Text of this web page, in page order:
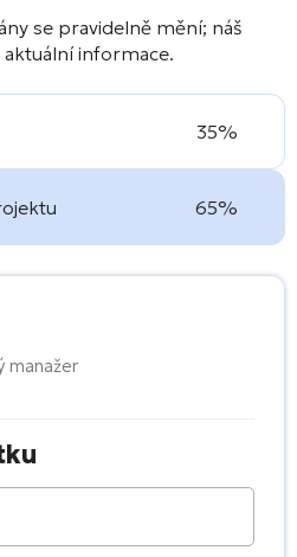
se pravidelně mění; náš
informace.
35%
65%
manažer